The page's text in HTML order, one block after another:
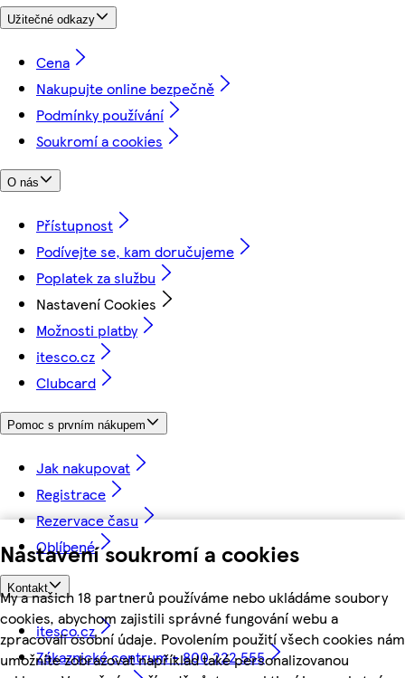
Nastavení soukromí a cookies
My a našich 18 partnerů používáme nebo ukládáme soubory
cookies, abychom zajistili správné fungování webu a
zpracovali osobní údaje. Povolením použití všech cookies nám
umožníte zobrazovat například také personalizovanou
Užitečné odkazy
Cena
Nakupujte online bezpečně
Podmínky používání
Soukromí a cookies
O nás
Přístupnost
Podívejte se, kam doručujeme
Poplatek za službu
Nastavení Cookies
Možnosti platby
itesco.cz
Clubcard
Pomoc s prvním nákupem
Jak nakupovat
Registrace
Rezervace času
Oblíbené
Kontakt
itesco.cz
Zákaznické centrum - 800 222 555